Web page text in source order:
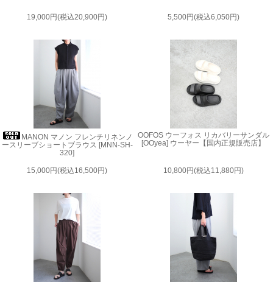
19,000円(税込20,900円) 5,500円(税込6,050円)
MANON マノン フレンチリネンノ
ースリーブショートブラウス [MNN-SH-
320]
15,000円(税込16,500円)
OOFOS ウーフォス リカバリーサンダル
[OOyea] ウーヤー【国内正規販売店】
10,800円(税込11,880円)